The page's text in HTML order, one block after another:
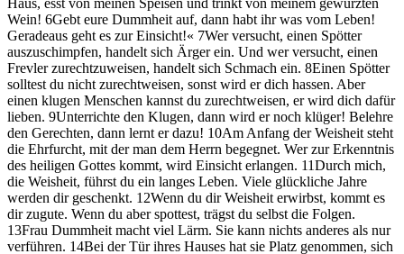
Haus, esst von meinen Speisen und trinkt von meinem gewürzten
Wein! 6Gebt eure Dummheit auf, dann habt ihr was vom Leben!
Geradeaus geht es zur Einsicht!« 7Wer versucht, einen Spötter
auszuschimpfen, handelt sich Ärger ein. Und wer versucht, einen
Frevler zurechtzuweisen, handelt sich Schmach ein. 8Einen Spötter
solltest du nicht zurechtweisen, sonst wird er dich hassen. Aber
einen klugen Menschen kannst du zurechtweisen, er wird dich dafür
lieben. 9Unterrichte den Klugen, dann wird er noch klüger! Belehre
den Gerechten, dann lernt er dazu! 10Am Anfang der Weisheit steht
die Ehrfurcht, mit der man dem Herrn begegnet. Wer zur Erkenntnis
des heiligen Gottes kommt, wird Einsicht erlangen. 11Durch mich,
die Weisheit, führst du ein langes Leben. Viele glückliche Jahre
werden dir geschenkt. 12Wenn du dir Weisheit erwirbst, kommt es
dir zugute. Wenn du aber spottest, trägst du selbst die Folgen.
13Frau Dummheit macht viel Lärm. Sie kann nichts anderes als nur
verführen. 14Bei der Tür ihres Hauses hat sie Platz genommen, sich